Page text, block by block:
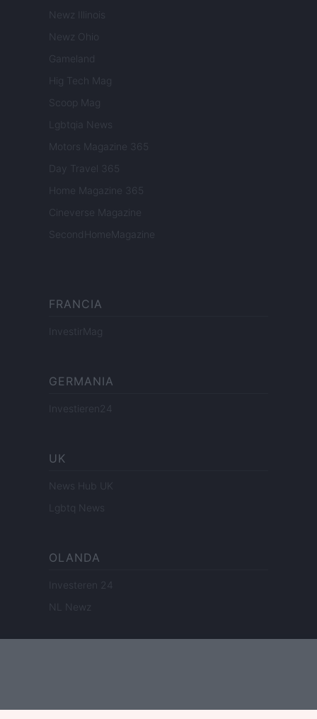
Newz Illinois
Newz Ohio
Gameland
Hig Tech Mag
Scoop Mag
Lgbtqia News
Motors Magazine 365
Day Travel 365
Home Magazine 365
Cineverse Magazine
SecondHomeMagazine
FRANCIA
InvestirMag
GERMANIA
Investieren24
UK
News Hub UK
Lgbtq News
OLANDA
Investeren 24
NL Newz